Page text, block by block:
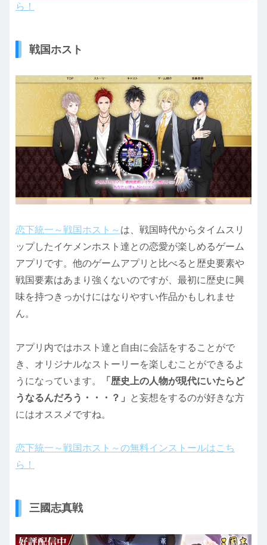
ら！
戦国ホスト
恋下統一～戦国ホスト～ は、戦国時代からタイムスリ
ップしたイケメンホスト達との恋愛が楽しめるゲーム
アプリです。他のゲームアプリと比べると歴史要素や
戦国要素はあまり強くないのですが、最初に歴史に興
味を持つきっかけにはなりやすい作品かもしれませ
ん。
アプリ内ではホスト達と自由に会話をすることがで
き、オリジナルなストーリーを楽しむことができるよ
うになっています。
「歴史上の人物が現代にいたらど
うなるんだろう・・・？」
と妄想をするのが好きな方
にはオススメですね。
恋下統一～戦国ホスト～の無料インストールはこち
ら！
三國志真戦